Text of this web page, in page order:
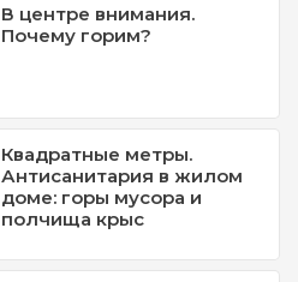
В центре внимания.
Почему горим?
Квадратные метры.
Антисанитария в жилом
доме: горы мусора и
полчища крыс